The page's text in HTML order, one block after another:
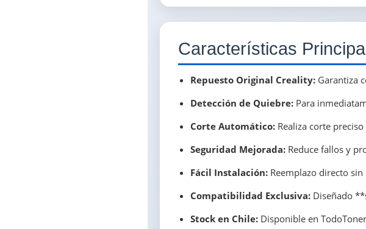
Características
Repuesto Original Creality: Garantiza
Detección de Quiebre: Para
Corte Automático: Realiza corte
Seguridad Mejorada: Reduce fallos y
Fácil Instalación: Reemplazo directo
Compatibilidad Exclusiva: Diseñado
Stock en Chile: Disponible en